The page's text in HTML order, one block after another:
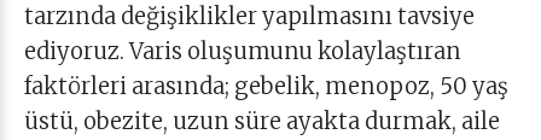
tarzında değişiklikler yapılmasını tavsiye
ediyoruz. Varis oluşumunu kolaylaştıran
faktörleri arasında; gebelik, menopoz, 50 yaş
üstü, obezite, uzun süre ayakta durmak, aile